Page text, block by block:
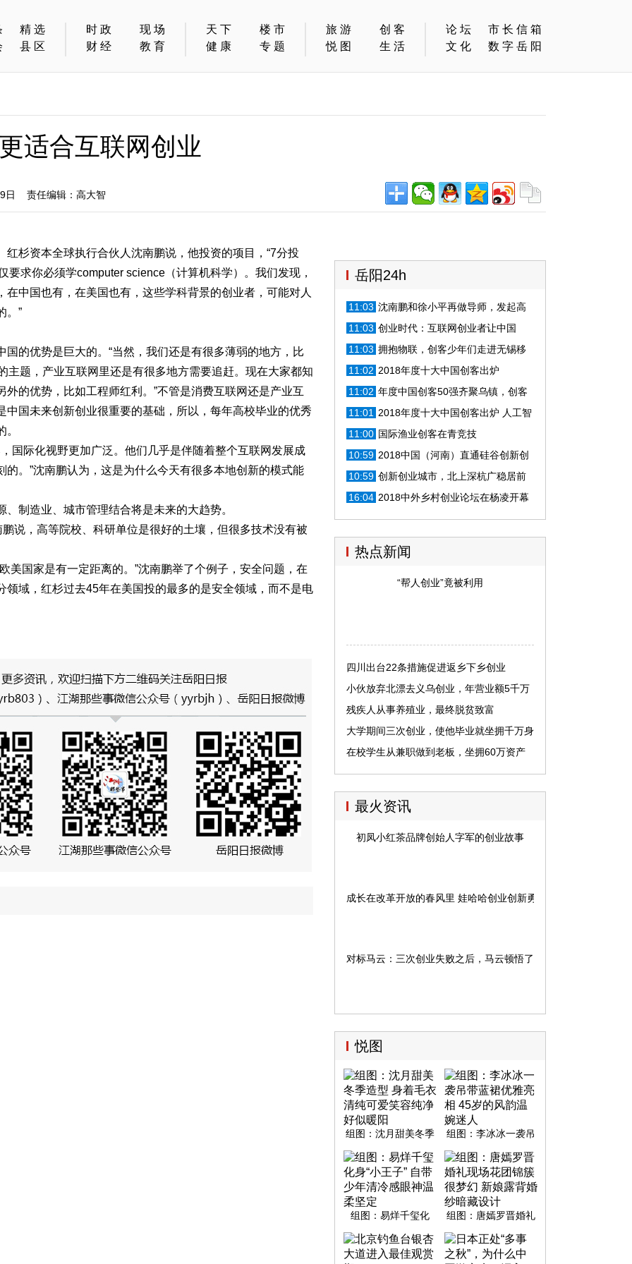
精选
县区
时政
现场
财经
教育
天下
楼市
健康
专题
旅游
创客
悦图
生活
论坛
市长信箱
文化
数字岳阳
适合互联网创业
日 责任编辑：高大智
杉资本全球执行合伙人沈南鹏说，他投资的项目，“7分投
要求你必须学computer science（计算机科学）。我们发现，
中国也有，在美国也有，这些学科背景的创业者，可能对人
。”
的优势是巨大的。“当然，我们还是有很多薄弱的地方，比
主题，产业互联网里还是有很多地方需要追赶。现在大家都知
的优势，比如工程师红利。”不管是消费互联网还是产业互
国未来创新创业很重要的基础，所以，每年高校毕业的优秀
国际化视野更加广泛。他们几乎是伴随着整个互联网发展成
。”沈南鹏认为，这是为什么今天有很多本地创新的模式能
制造业、城市管理结合将是未来的大趋势。
说，高等院校、科研单位是很好的土壤，但很多技术没有被
美国家是有一定距离的。”沈南鹏举了个例子，安全问题，在
域，红杉过去45年在美国投的最多的是安全领域，而不是电
岳阳24h
11:03 沈南鹏和徐小平再做导师，发起高
端创业研究班“鸵鸟会”
11:03 创业时代：互联网创业者让中国
的“创新之火”更旺盛
11:03 拥抱物联，创客少年们走进无锡移
动青年大讲堂
11:02 2018年度十大中国创客出炉
11:02 年度中国创客50强齐聚乌镇，创客
之夜拉开序幕
11:01
2018年度十大中国创客出炉 人工智
能应用落地
11:00 国际渔业创客在青竞技
10:59 2018中国（河南）直通硅谷创新创
业大赛隆重启幕
10:59 创新创业城市，北上深杭广稳居前
列，津汉宁苏蓉紧随其后
16:04 2018中外乡村创业论坛在杨凌开幕
热点新闻
“帮人创业”竟被利用
四川出台22条措施促进返乡下乡创业
小伙放弃北漂去义乌创业，年营业额5千万
元，网友：人生赢家
残疾人从事养殖业，最终脱贫致富
大学期间三次创业，使他毕业就坐拥千万身
家
在校学生从兼职做到老板，坐拥60万资产
最火资讯
初凤小红茶品牌创始人字军的创业故事
成长在改革开放的春风里 娃哈哈创业创新勇立潮头
对标马云：三次创业失败之后，马云顿悟了
悦图
组图：沈月甜美冬季
爱笑容纯净好似暖阳
组图：李冰冰一袭吊
的风韵温婉迷人
组图：易烊千玺化
清冷感眼神温柔坚定
组图：唐嫣罗晋婚礼
新娘露背婚纱暗藏设
计